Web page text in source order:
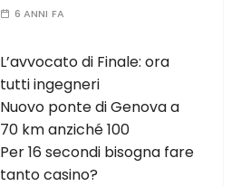
6 ANNI FA
L’avvocato di Finale: ora
tutti ingegneri
Nuovo ponte di Genova a
70 km anziché 100
Per 16 secondi bisogna fare
tanto casino?